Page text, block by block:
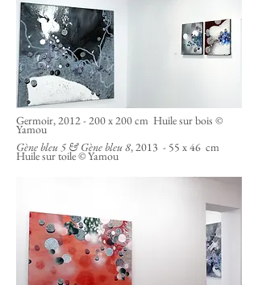
Germoir, 2012 - 200 x 200 cm Huile sur bois ©
Yamou
Gène bleu 5 & Gène bleu 8, 2013 - 55 x 46 cm
Huile sur toile © Yamou